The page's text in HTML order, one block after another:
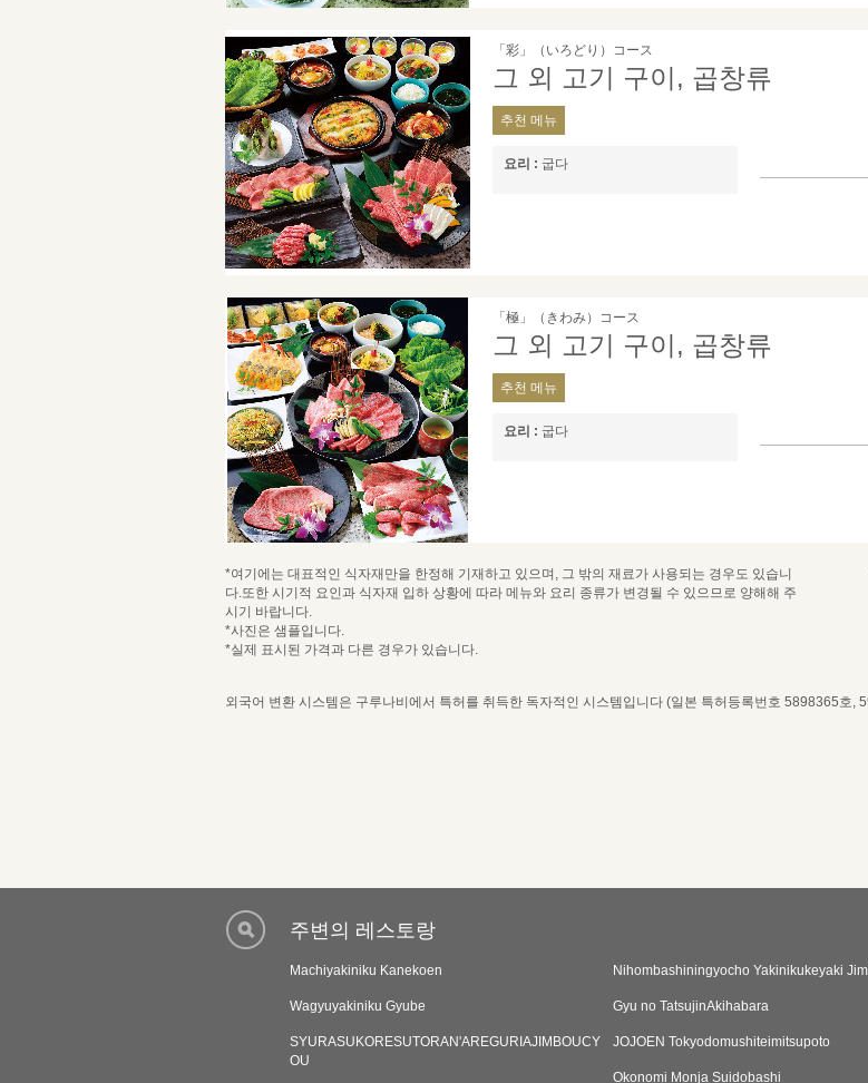
「彩」（いろどり）コース
그 외 고기 구이, 곱창류
추천 메뉴
요리 : 굽​​다
「極」（きわみ）コース
그 외 고기 구이, 곱창류
추천 메뉴
요리 : 굽​​다
*여기에는 대표적인 식자재만을 한정해 기재하고 있으며, 그 밖의 재료가 사용되는 경우도 있습니
다.또한 시기적 요인과 식자재 입하 상황에 따라 메뉴와 요리 종류가 변경될 수 있으므로 양해해 주
시기 바랍니다.
*사진은 샘플입니다.
*실제 표시된 가격과 다른 경우가 있습니다.
외국어 변환 시스템은 구루나비에서 특허를 취득한 독자적인 시스템입니다 (일본 특허등록번호 5898365호,
주변의 레스토랑
Machiyakiniku Kanekoen Nihombashiningyocho Yakinikukeyaki
Wagyuyakiniku Gyube Gyu no TatsujinAkihabara
SYURASUKORESUTORAN'AREGURIAJIMBOUCY
OU
JOJOEN Tokyodomushiteimitsupoto
Okonomi Monja Suidobashi